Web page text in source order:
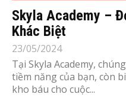
Skyla Academy –
Khác Biệt
23/05/2024
Tại Skyla Academy,
tiềm năng của bạn, còn
kho báu cho cuộc...